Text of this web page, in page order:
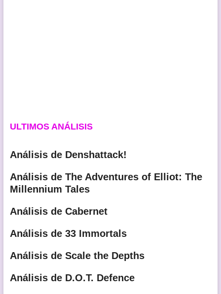
ULTIMOS ANÁLISIS
Análisis de Denshattack!
Análisis de The Adventures of Elliot: The
Millennium Tales
Análisis de Cabernet
Análisis de 33 Immortals
Análisis de Scale the Depths
Análisis de D.O.T. Defence